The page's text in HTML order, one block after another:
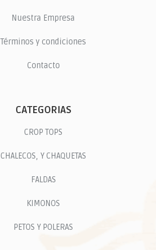
Nuestra Empresa
Términos y condiciones
Contacto
CATEGORIAS
CROP TOPS
CHALECOS, Y CHAQUETAS
FALDAS
KIMONOS
PETOS Y POLERAS